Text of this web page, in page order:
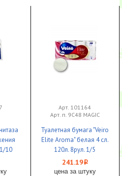
10
Арт. 101164
Арт. п. 9С48 MAGIC
Туалетная бумага "Veiro
Elite Aroma" белая 4 сл.
120л. 8рул. 1/5
241.19i
цена за штуку